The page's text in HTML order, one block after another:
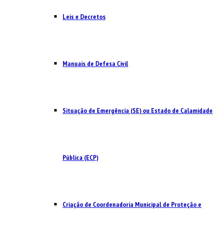
Leis e Decretos
Manuais de Defesa Civil
Situação de Emergência (SE) ou Estado de Calamidade
Pública (ECP)
Criação de Coordenadoria Municipal de Proteção e